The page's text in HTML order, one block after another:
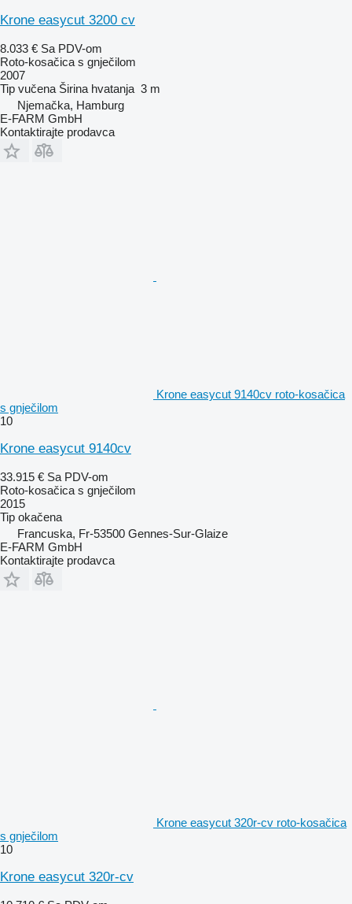
Krone easycut 3200 cv
8.033 € Sa PDV-om
Roto-kosačica s gnječilom
2007
Tip vučena Širina hvatanja 3 m
Njemačka, Hamburg
E-FARM GmbH
Kontaktirajte prodavca
Krone easycut 9140cv roto-kosačica
s gnječilom
10
Krone easycut 9140cv
33.915 € Sa PDV-om
Roto-kosačica s gnječilom
2015
Tip okačena
Francuska, Fr-53500 Gennes-Sur-Glaize
E-FARM GmbH
Kontaktirajte prodavca
Krone easycut 320r-cv roto-kosačica
s gnječilom
10
Krone easycut 320r-cv